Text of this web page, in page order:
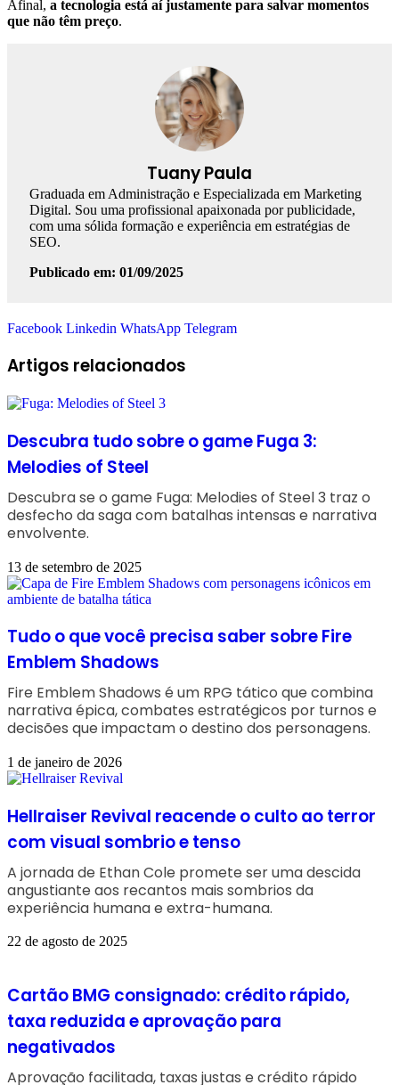
Afinal, a tecnologia está aí justamente para salvar momentos
que não têm preço.
Tuany Paula
Graduada em Administração e Especializada em Marketing
Digital. Sou uma profissional apaixonada por publicidade,
com uma sólida formação e experiência em estratégias de
SEO.
Publicado em: 01/09/2025
Facebook Linkedin WhatsApp Telegram
Artigos relacionados
Descubra tudo sobre o game Fuga 3:
Melodies of Steel
Descubra se o game Fuga: Melodies of Steel 3 traz o
desfecho da saga com batalhas intensas e narrativa
envolvente.
13 de setembro de 2025
Tudo o que você precisa saber sobre Fire
Emblem Shadows
Fire Emblem Shadows é um RPG tático que combina
narrativa épica, combates estratégicos por turnos e
decisões que impactam o destino dos personagens.
1 de janeiro de 2026
Hellraiser Revival reacende o culto ao terror
com visual sombrio e tenso
A jornada de Ethan Cole promete ser uma descida
angustiante aos recantos mais sombrios da
experiência humana e extra-humana.
22 de agosto de 2025
Cartão BMG consignado: crédito rápido,
taxa reduzida e aprovação para
negativados
Aprovação facilitada, taxas justas e crédito rápido